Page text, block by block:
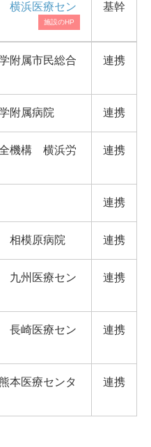
横浜医療セン
基幹
附属市民総合
連携
附属病院 連携
機構 横浜労
連携
連携
相模原病院 連携
九州医療セン
連携
長崎医療セン
連携
本医療センタ
連携